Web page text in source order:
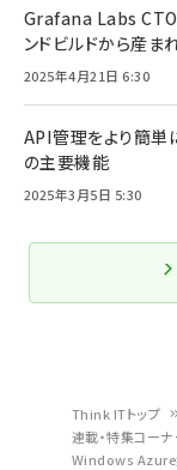
Think ITトップ
連載・特集コー
Windows Azure
Grafana Labs CTO
ンドビルドから産ま
2025年4月21日 6:30
API管理をより簡単
の主要機能
2025年3月5日 5:30